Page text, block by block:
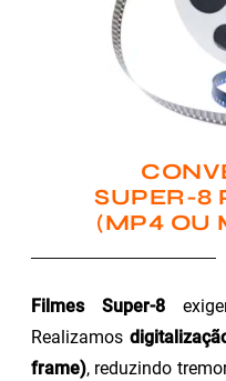
SUPER-8
(MP4 OU
Filmes Super-8
Realizamos
frame), reduzindo